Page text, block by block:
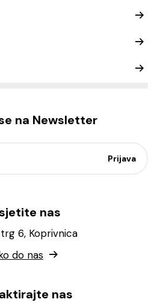
na Newsletter
nas
6, Koprivnica
do nas
nas